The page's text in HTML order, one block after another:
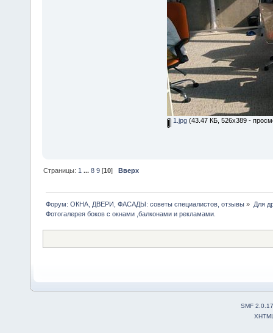
1.jpg(43.47 КБ, 526x389 -
Страницы: 1 ...8 9 [10]Вверх
Форум: ОКНА, ДВЕРИ, ФАСАДЫ: советы специалистов, отзывы » Для
Фотогалерея боков с окнами ,балконами и рекламами.
SMF 2.0.17